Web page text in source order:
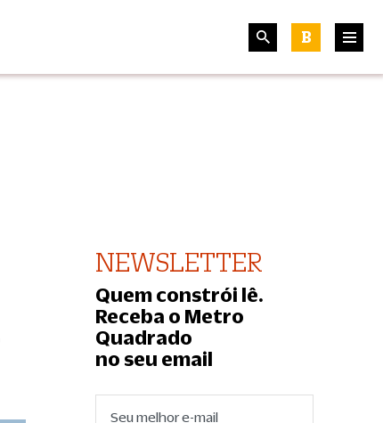
B
NEWSLETTER
Quem constrói lê.
Receba o Metro
Quadrado
no seu email